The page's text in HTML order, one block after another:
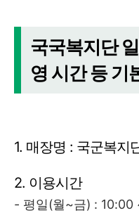
국국복지단
영 시간 등 기
1. 매장명 : 국군복지
2. 이용시간
- 평일(월~금) : 10:00